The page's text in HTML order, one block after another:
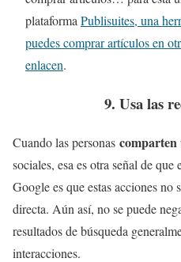
plataformaPublisuites, una
puedes comprar artículos en
enlacen.
9. Usa las
Cuando las personas
sociales, esa es otra señal de
Google es que estas acciones
directa. Aún así, no se puede
resultados de búsqueda
interacciones.